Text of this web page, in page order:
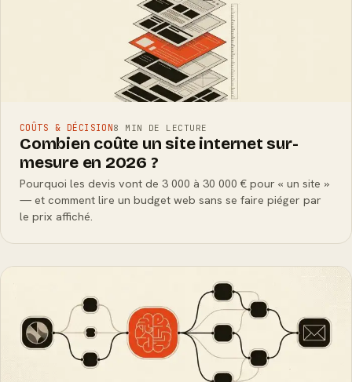
COÛTS & DÉCISION8 MIN DE LECTURE
Combien coûte un site internet sur-
mesure en 2026 ?
Pourquoi les devis vont de 3 000 à 30 000 € pour « un site »
— et comment lire un budget web sans se faire piéger par
le prix affiché.